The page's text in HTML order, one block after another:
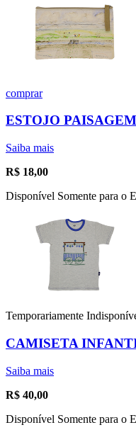
comprar
ESTOJO PAISAGEM
Saiba mais
R$ 18,00
Disponível Somente para o
Temporariamente
CAMISETA
Saiba mais
R$ 40,00
Disponível Somente para o